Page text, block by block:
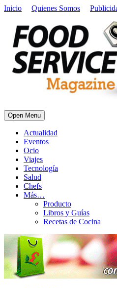
Inicio Quienes Somos
Open Menu
Actualidad
Eventos
Ocio
Viajes
Tecnología
Salud
Chefs
Más…
Producto
Libros y Guías
Recetas de Cocina